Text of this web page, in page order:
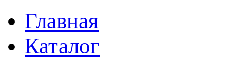
Главная
Каталог